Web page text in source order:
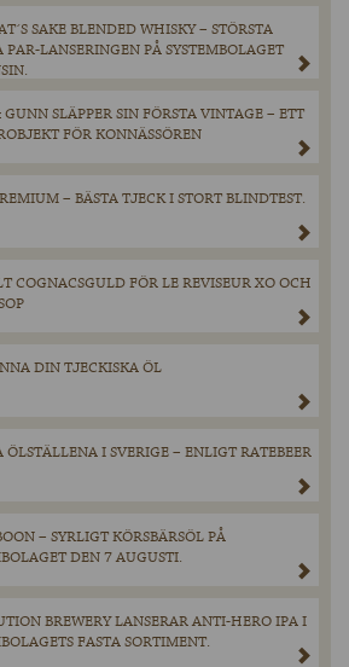
SAKE BLENDED WHISKY – STÖRSTA
PAR-LANSERINGEN PÅ SYSTEMBOLAGET
SLÄPPER SIN FÖRSTA VINTAGE – ETT
FÖR KONNÄSSÖREN
– BÄSTA TJECK I STORT BLINDTEST.
COGNACSGULD FÖR LE REVISEUR XO OCH
DIN TJECKISKA ÖL
ÖLSTÄLLENA I SVERIGE – ENLIGT RATEBEER
– SYRLIGT KÖRSBÄRSÖL PÅ
DEN 7 AUGUSTI.
BREWERY LANSERAR ANTI-HERO IPA I
FASTA SORTIMENT.